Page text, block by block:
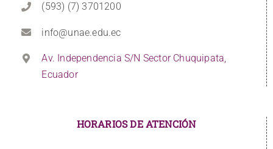
(593) (7) 3701200
info@unae.edu.ec
Av. Independencia S/N Sector Chuquipata,
Ecuador
HORARIOS DE ATENCIÓN